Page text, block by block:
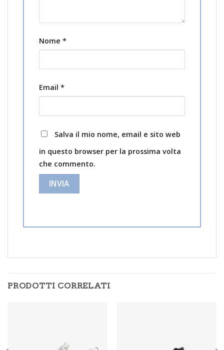
Nome *
Email *
Salva il mio nome, email e sito web
in questo browser per la prossima volta
che commento.
PRODOTTI CORRELATI